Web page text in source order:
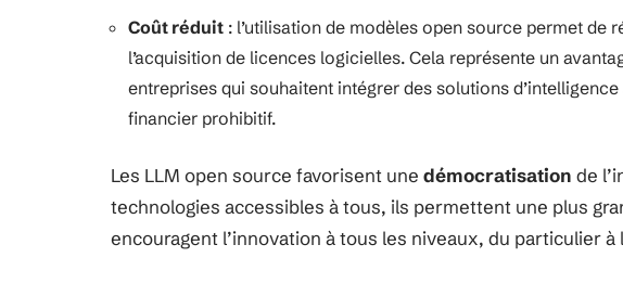
Coût réduit : l’utilisation de modèles open source permet de
l’acquisition de licences logicielles. Cela représente un
entreprises qui souhaitent intégrer des solutions
financier prohibitif.
Les LLM open source favorisent une démocratisation de
technologies accessibles à tous, ils permettent une plus
encouragent l’innovation à tous les niveaux, du particulier à